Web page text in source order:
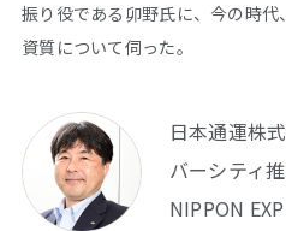
振り役である卯野氏に、今の時
資質について伺った。
日本通運株
バーシティ
NIPPON